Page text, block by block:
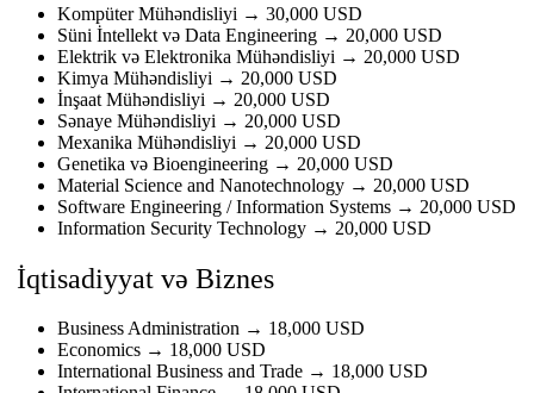
Kompüter Mühəndisliyi → 30,000 USD
Süni İntellekt və Data Engineering → 20,000 USD
Elektrik və Elektronika Mühəndisliyi → 20,000 USD
Kimya Mühəndisliyi → 20,000 USD
İnşaat Mühəndisliyi → 20,000 USD
Sənaye Mühəndisliyi → 20,000 USD
Mexanika Mühəndisliyi → 20,000 USD
Genetika və Bioengineering → 20,000 USD
Material Science and Nanotechnology → 20,000 USD
Software Engineering / Information Systems → 20,000 USD
Information Security Technology → 20,000 USD
İqtisadiyyat və Biznes
Business Administration → 18,000 USD
Economics → 18,000 USD
International Business and Trade → 18,000 USD